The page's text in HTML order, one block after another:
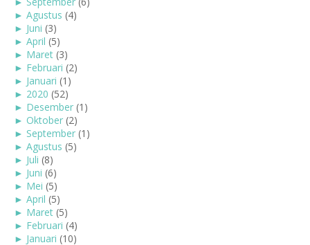
► Agustus (4)
► Juni (3)
► April (5)
► Maret (3)
► Februari (2)
► Januari (1)
► 2020 (52)
► Desember (1)
► Oktober (2)
► September (1)
► Agustus (5)
► Juli (8)
► Juni (6)
► Mei (5)
► April (5)
► Maret (5)
► Februari (4)
► Januari (10)